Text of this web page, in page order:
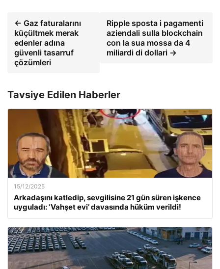
← Gaz faturalarını
küçültmek merak
edenler adına
güvenli tasarruf
çözümleri
Ripple sposta i pagamenti
aziendali sulla blockchain
con la sua mossa da 4
miliardi di dollari →
Tavsiye Edilen Haberler
15/12/2025
Arkadaşını katledip, sevgilisine 21 gün süren işkence
uyguladı: ‘Vahşet evi’ davasında hüküm verildi!